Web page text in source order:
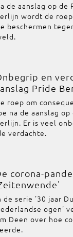
de aanslag op de
wordt de
beschermen
en
Pride
roep om
na de aanslag op
Er is veel
verdachte.
corona-
de serie '30 jaar
ogen'
Deen over hoe